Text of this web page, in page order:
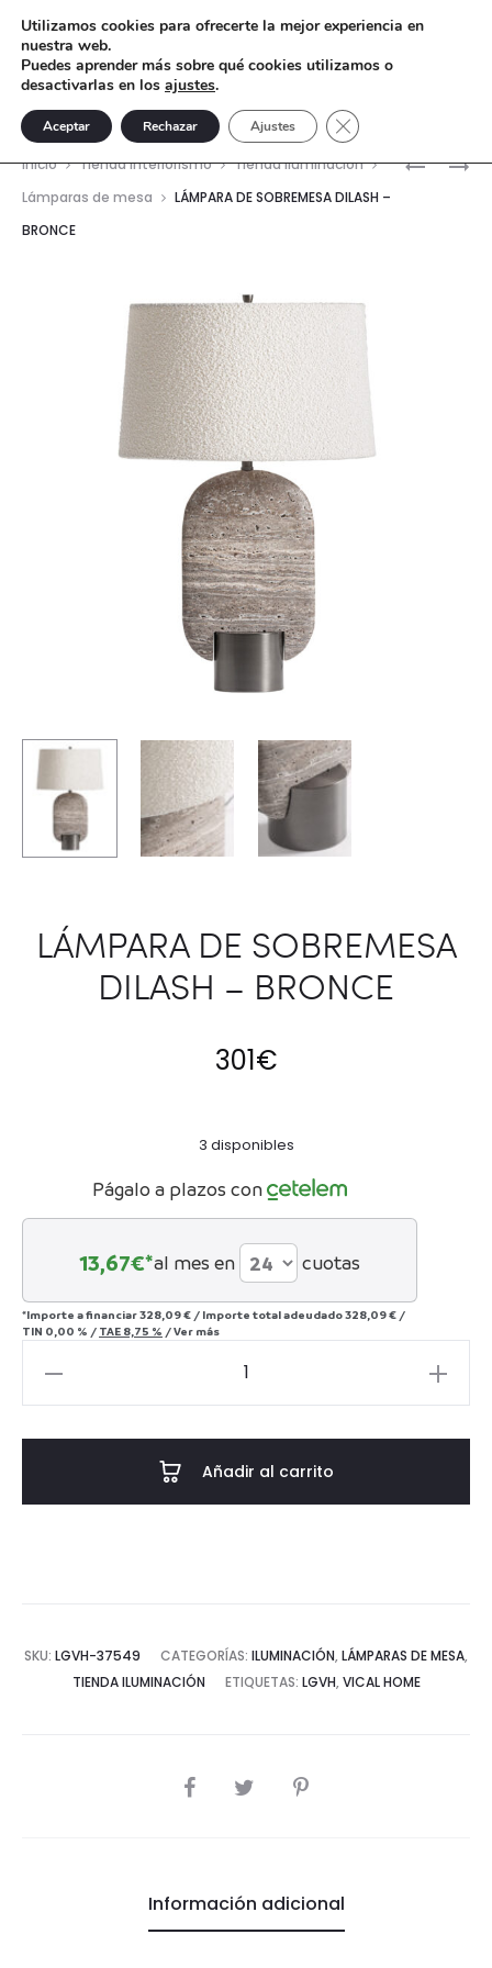
LÁMPARA
APLIQUE
Inicio Tienda interiorismo
Tienda Iluminación
Lámparas de mesa
LÁMPARA DE SOBREMESA DILASH –
BRONCE
LÁMPARA DE SOBREMESA
DILASH – BRONCE
301€
3 disponibles
Págalo a plazos con
13,67€*al mes en cuotas
*Importe a financiar328,09 € / Importe total adeudado328,09 € /
TIN 0,00 % / TAE 8,75 % /Ver más
Añadir al carrito
SKU: LGVH-37549 CATEGORÍAS: ILUMINACIÓN, LÁMPARAS DE MESA,
TIENDA ILUMINACIÓN
ETIQUETAS: LGVH, VICAL HOME
COMPARTIR
Información adicional
Utilizamos cookies para ofrecerte la mejor experiencia en
nuestra web.
Puedes aprender más sobre qué cookies utilizamos o
desactivarlas en los ajustes.
Aceptar Rechazar Ajustes Cerrar el banner de